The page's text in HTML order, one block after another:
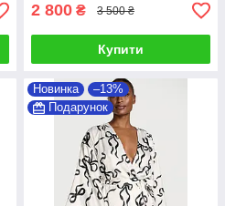
2 800 ₴ 3 500 ₴
Купити
Новинка
–13%
Подарунок